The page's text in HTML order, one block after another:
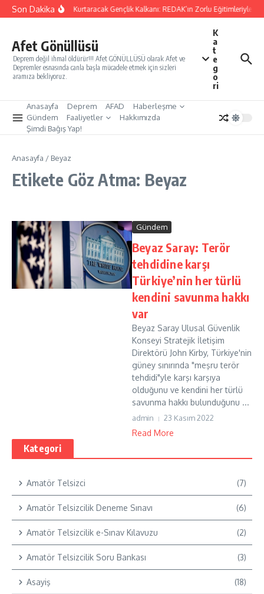
İçeriğe atla
Son DakikaYarınları Kurtaracak Gençlik Kalkanı: REDAK’ın Zorlu Eğitimleriyle
Afet Gönüllüsü
Deprem değil ihmal öldürür!!! Afet GÖNÜLLÜSÜ olarak Afet ve
Depremler esnasında canla başla mücadele etmek için sizleri
aramıza bekliyoruz.
K
a
t
e
g
o
ri
Anasayfa Deprem AFAD
Haberleşme
Gündem
Faaliyetler
Hakkımızda
Şimdi Bağış Yap!
Anasayfa / Beyaz
Etikete Göz Atma: Beyaz
Gündem
Beyaz Saray: Terör
tehdidine karşı
Türkiye’nin her türlü
kendini savunma hakkı
var
Beyaz Saray Ulusal Güvenlik
Konseyi Stratejik İletişim
Direktörü John Kirby, Türkiye'nin
güney sınırında "meşru terör
tehdidi"yle karşı karşıya
olduğunu ve kendini her türlü
savunma hakkı bulunduğunu ...
admin 23 Kasım 2022
Read More
Kategori
Amatör Telsizci (7)
Amatör Telsizcilik Deneme Sınavı (6)
Amatör Telsizcilik e-Sınav Kılavuzu (2)
Amatör Telsizcilik Soru Bankası (3)
Asayiş (18)